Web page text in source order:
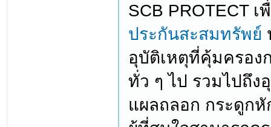
SCB PROTECT
ประกันสะสมทรัพย์
อุบัติเหตุที่คุ้มครอง
ทั่ว ๆ ไป รวมไปถึ
แผลถลอก กระดูก